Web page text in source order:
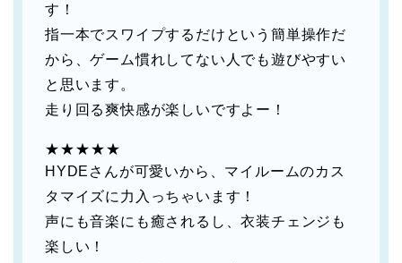
す！
指一本でスワイプするだけという簡単操作だ
から、ゲーム慣れしてない人でも遊びやすい
と思います。
走り回る爽快感が楽しいですよー！
★★★★★
HYDEさんが可愛いから、マイルームのカス
タマイズに力入っちゃいます！
声にも音楽にも癒されるし、衣装チェンジも
楽しい！